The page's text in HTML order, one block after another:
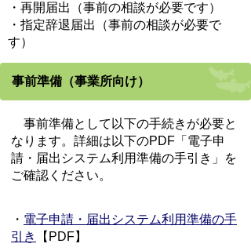
・再開届出（事前の相談が必要です）
・指定辞退届出（事前の相談が必要で
す）
事前準備（事業所向け）
事前準備として以下の手続きが必要と
なります。詳細は以下のPDF「電子申
請・届出システム利用準備の手引き」を
ご確認ください。
・ 電子申請・届出システム利用準備の手
引き
【PDF】